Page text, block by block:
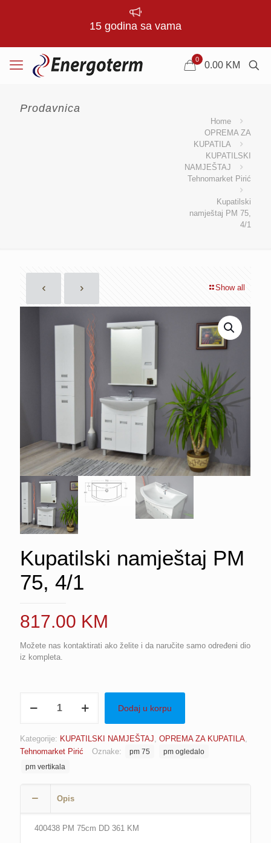
15 godina sa vama
0
0.00 KM
Prodavnica
Home
OPREMA ZA
KUPATILA
KUPATILSKI
NAMJEŠTAJ
Tehnomarket Pirić
Kupatilski
namještaj PM 75,
4/1
Show all
Kupatilski namještaj PM
75, 4/1
817.00 KM
Možete nas kontaktirati ako želite i da naručite samo određeni dio
iz kompleta.
namještaj
4/1
količina
Dodaj u korpu
Kategorije: KUPATILSKI NAMJEŠTAJ OPREMA ZA KUPATILA
Tehnomarket Pirić
Oznake: pm 75
pm ogledalo
pm vertikala
Opis
400438 PM 75cm DD 361 KM